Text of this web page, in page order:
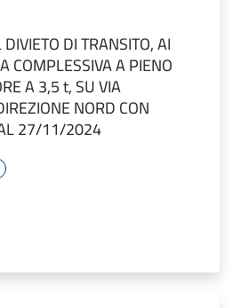
DI TRANSITO, AI
COMPLESSIVA A PIENO
A 3,5 t, SU VIA
NORD CON
27/11/2024